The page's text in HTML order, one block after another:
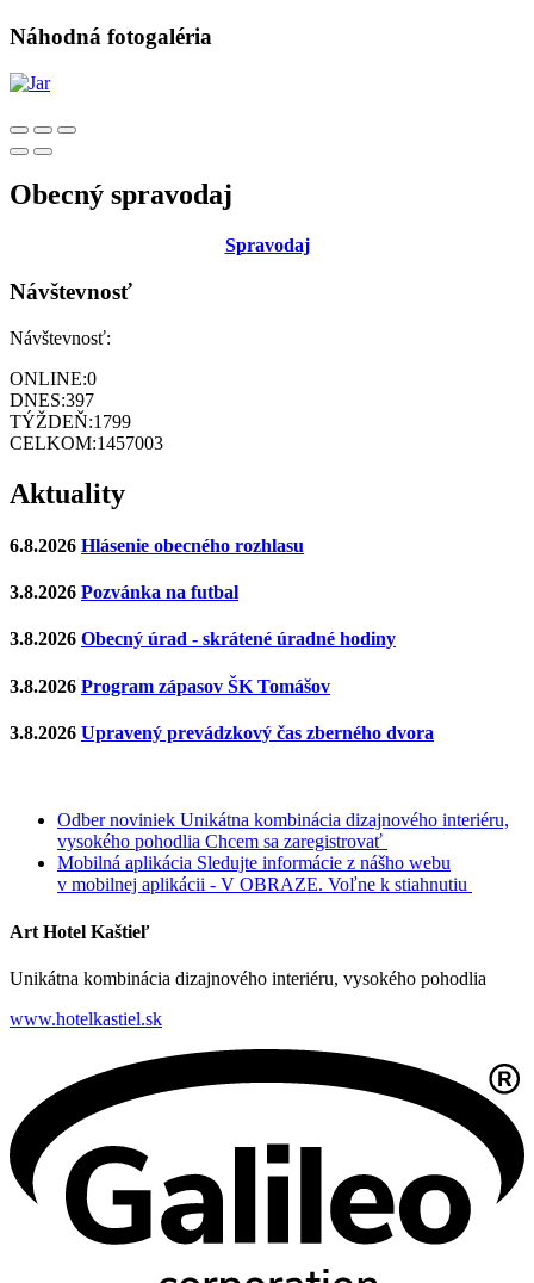
Náhodná fotogaléria
Obecný spravodaj
Spravodaj
Návštevnosť
Návštevnosť:
ONLINE:0
DNES:397
TÝŽDEŇ:1799
CELKOM:1457003
Aktuality
6.8.2026 Hlásenie obecného rozhlasu
3.8.2026 Pozvánka na futbal
3.8.2026 Obecný úrad - skrátené úradné hodiny
3.8.2026 Program zápasov ŠK Tomášov
3.8.2026 Upravený prevádzkový čas zberného dvora
Odber noviniek Unikátna kombinácia dizajnového interiéru,
vysokého pohodlia Chcem sa zaregistrovať
Mobilná aplikácia Sledujte informácie z nášho webu
v mobilnej aplikácii - V OBRAZE. Voľne k stiahnutiu
Art Hotel Kaštieľ
Unikátna kombinácia dizajnového interiéru, vysokého pohodlia
www.hotelkastiel.sk